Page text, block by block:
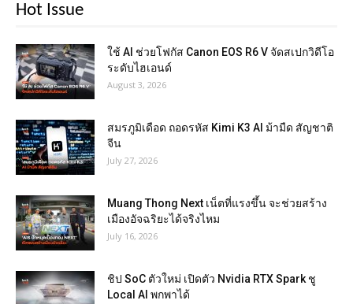
Hot Issue
ใช้ AI ช่วยโฟกัส Canon EOS R6 V จัดสเปกวิดีโอ
ระดับไฮเอนด์
August 3, 2026
สมรภูมิเดือด ถอดรหัส Kimi K3 AI ม้ามืด สัญชาติ
จีน
July 27, 2026
Muang Thong Next เน็ตที่แรงขึ้น จะช่วยสร้าง
เมืองอัจฉริยะได้จริงไหม
July 16, 2026
ชิป SoC ตัวใหม่ เปิดตัว Nvidia RTX Spark ชู
Local AI พกพาได้